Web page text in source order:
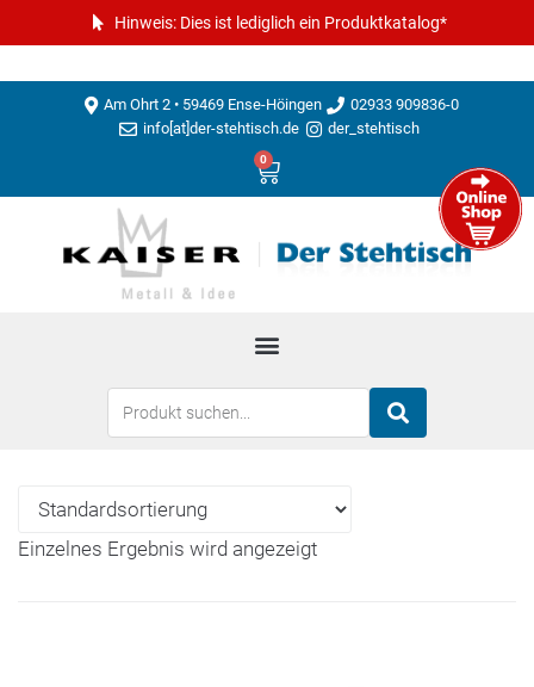
Hinweis: Dies ist lediglich ein Produktkatalog*
Am Ohrt 2 • 59469 Ense-Höingen
02933 909836-0
info[at]der-stehtisch.de
der_stehtisch
0
Einzelnes Ergebnis wird angezeigt